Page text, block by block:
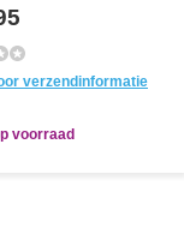
verzendinformatie
voorraad